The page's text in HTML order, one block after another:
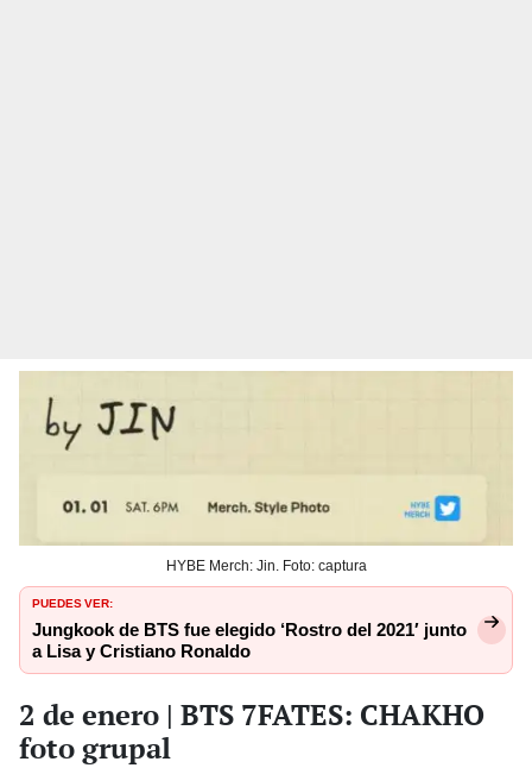
HYBE Merch: Jin. Foto: captura
PUEDES VER:
Jungkook de BTS fue elegido ‘Rostro del 2021′ junto
a Lisa y Cristiano Ronaldo
2 de enero | BTS 7FATES: CHAKHO
foto grupal